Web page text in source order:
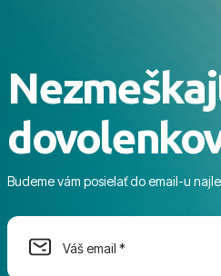
Budeme vám posielať do email-u